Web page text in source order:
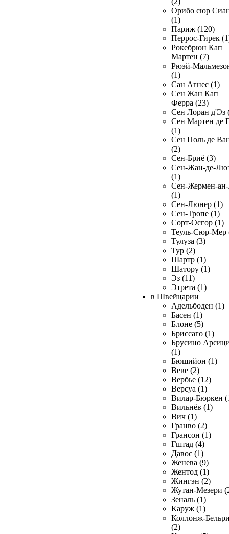
Орибо сюр
(1)
Париж (120)
Перрос-Гирек
Рокебрюн Кап
Мартен (7)
Рюэй-
(1)
Сан Агнес (1)
Сен Жан Кап
Ферра (23)
Сен Лоран д'Эз
Сен Мартен де
(1)
Сен Поль де
(2)
Сен-Бриё (3)
Сен-Жан-де-
(1)
Сен-Жермен-
(1)
Сен-Люнер (1)
Сен-Тропе (1)
Сорт-Осгор (1)
Теуль-Сюр-Мер
Тулуза (3)
Тур (2)
Шартр (1)
Шатору (1)
Эз (11)
Этрета (1)
в Швейцарии
Адельбоден (1)
Басен (1)
Блоне (5)
Бриссаго (1)
Брусино
(1)
Бюшийон (1)
Веве (2)
Вербье (12)
Версуа (1)
Вилар-Бюркен
Вильнёв (1)
Вич (1)
Гранво (2)
Грансон (1)
Гштад (4)
Давос (1)
Женева (9)
Жентод (1)
Жингэн (2)
Жутан-Мезери
Зеналь (1)
Каруж (1)
Коллонж-
(2)